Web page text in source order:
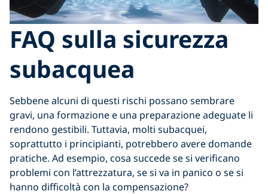
FAQ sulla sicurezza
subacquea
Sebbene alcuni di questi rischi possano sembrare
gravi, una formazione e una preparazione adeguate li
rendono gestibili. Tuttavia, molti subacquei,
soprattutto i principianti, potrebbero avere domande
pratiche. Ad esempio, cosa succede se si verificano
problemi con l’attrezzatura, se si va in panico o se si
hanno difficoltà con la compensazione?